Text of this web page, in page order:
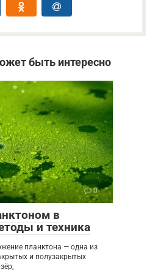
быть интересно
0
в
и техника
планктона — одна из
и полузакрытых